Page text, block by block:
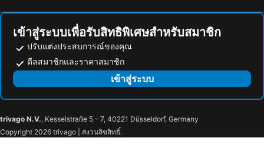
เข้าสู่ระบบเพื่อรับสิทธิพิเศษสำหรับสมาชิก
ปรับแต่งประสบการณ์ของคุณ
ดีลสมาชิกและราคาสมาชิก
เข้าสู่ระบบ
trivago N.V., Kesselstraße 5 – 7, 40221 Düsseldorf, Germany
Copyright 2026 trivago | สงวนลิขสิทธิ์.